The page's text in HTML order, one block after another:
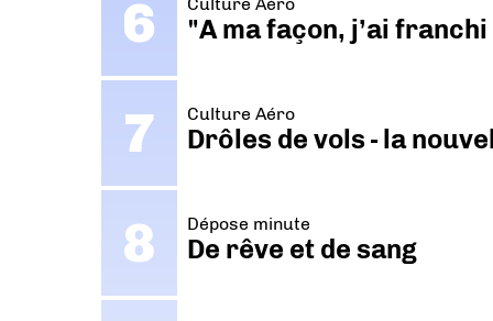
"A ma façon, j’ai
Culture Aéro
Drôles de vols - la
Dépose minute
De rêve et de sang